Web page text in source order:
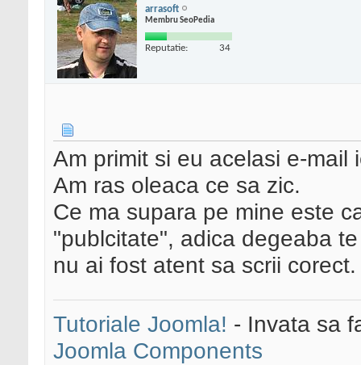
arrasoft
Membru SeoPedia
Reputatie: 34
Am primit si eu acelasi e-mail
Am ras oleaca ce sa zic.
Ce ma supara pe mine este
"publcitate", adica degeaba
nu ai fost atent sa scrii corect.
Tutoriale Joomla! - Invata sa
Joomla Components